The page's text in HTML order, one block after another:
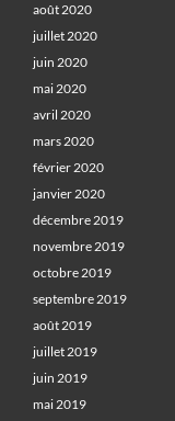
août 2020
juillet 2020
juin 2020
mai 2020
avril 2020
mars 2020
février 2020
janvier 2020
décembre 2019
novembre 2019
octobre 2019
septembre 2019
août 2019
juillet 2019
juin 2019
mai 2019